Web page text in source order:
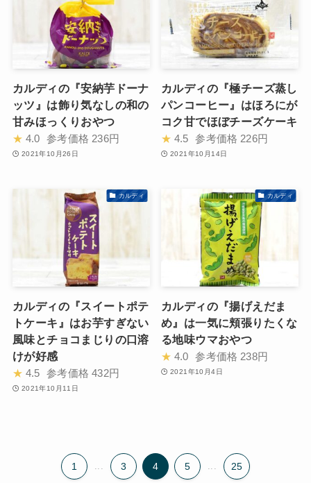
カルディの『安納芋ドーナ
ッツ』は飾り気なしの和の
甘みほっくりおやつ
★ 4.0 参考価格 236円
2021年10月26日
カルディの『極チーズ蒸し
パンコーヒー』はほろにが
コク甘でほぼチーズケーキ
★ 4.5 参考価格 226円
2021年10月14日
カルディ
カルディの『スイートポテ
トケーキ』はお芋すぎない
風味とチョコまじりの口溶
けが好感
★ 4.5 参考価格 432円
2021年10月11日
カルディ
カルディの『揚げえだま
め』は一気に頬張りたくな
る地味ウマおやつ
★ 4.0 参考価格 238円
2021年10月4日
1 3 4 5 25